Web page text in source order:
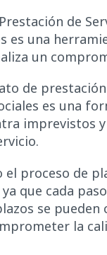
de
es una
un
de
es una
imprevistos
el proceso de
que cada
se pueden
la